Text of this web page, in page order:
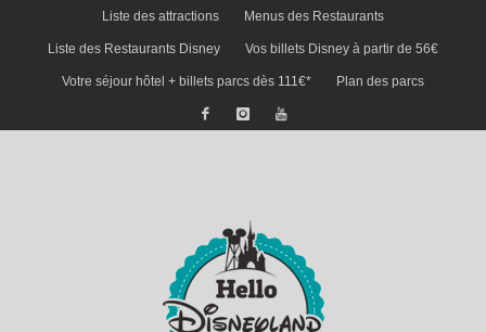
Liste des attractions Menus des Restaurants
Liste des Restaurants Disney Vos billets Disney à partir de 56€
Votre séjour hôtel + billets parcs dès 111€* Plan des parcs